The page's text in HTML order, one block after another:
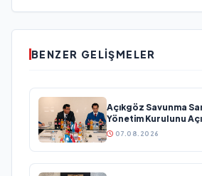
BENZER GELIŞMELER
Açıkgöz Savunma
Yönetim Kurulunu
Sanayinde Küresel
07.08.2026